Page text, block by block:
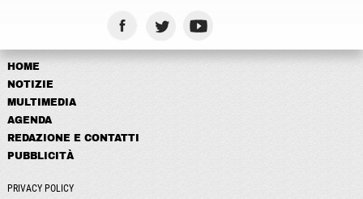
HOME
NOTIZIE
MULTIMEDIA
AGENDA
REDAZIONE E CONTATTI
PUBBLICITÀ
PRIVACY POLICY